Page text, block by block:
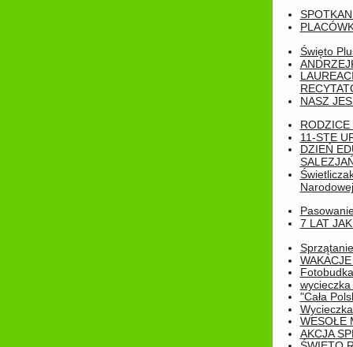
Święto
NASZ
RODZICE
11-STE
DZIEŃ
Narodowej
7 LAT
Fotobudka
"Cała
WESOŁE
AKCJA